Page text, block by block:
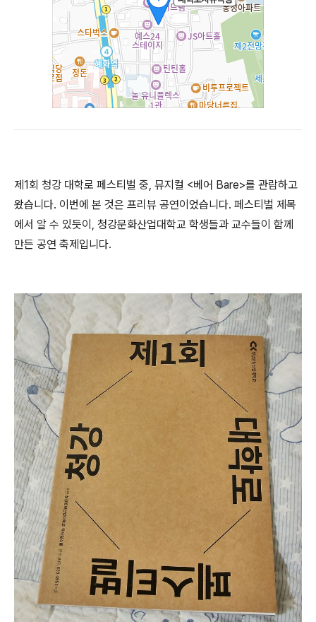
제1회 청강 대학로 페스티벌 중, 뮤지컬 <베어 Bare>를 관람하고
왔습니다. 이번에 본 것은 프리뷰 공연이었습니다. 페스티벌 제목
에서 알 수 있듯이, 청강문화산업대학교 학생들과 교수들이 함께
만든 공연 축제입니다.